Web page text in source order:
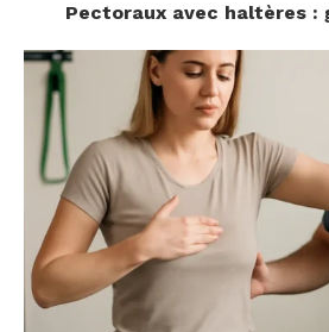
Pectoraux avec haltères :